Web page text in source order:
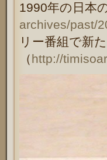
1990年の日本
archives/past/
リー番組で新
（http://